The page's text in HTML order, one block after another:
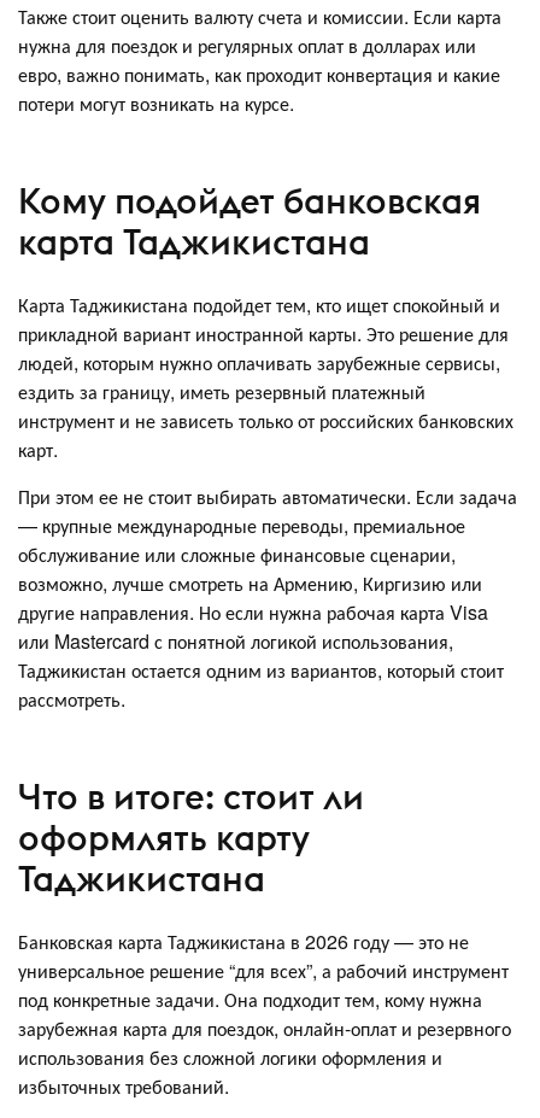
Также стоит оценить валюту счета и комиссии. Если карта
нужна для поездок и регулярных оплат в долларах или
евро, важно понимать, как проходит конвертация и какие
потери могут возникать на курсе.
Кому подойдет банковская
карта Таджикистана
Карта Таджикистана подойдет тем, кто ищет спокойный и
прикладной вариант иностранной карты. Это решение для
людей, которым нужно оплачивать зарубежные сервисы,
ездить за границу, иметь резервный платежный
инструмент и не зависеть только от российских банковских
карт.
При этом ее не стоит выбирать автоматически. Если задача
— крупные международные переводы, премиальное
обслуживание или сложные финансовые сценарии,
возможно, лучше смотреть на Армению, Киргизию или
другие направления. Но если нужна рабочая карта Visa
или Mastercard с понятной логикой использования,
Таджикистан остается одним из вариантов, который стоит
рассмотреть.
Что в итоге: стоит ли
оформлять карту
Таджикистана
Банковская карта Таджикистана в 2026 году — это не
универсальное решение “для всех”, а рабочий инструмент
под конкретные задачи. Она подходит тем, кому нужна
зарубежная карта для поездок, онлайн-оплат и резервного
использования без сложной логики оформления и
избыточных требований.